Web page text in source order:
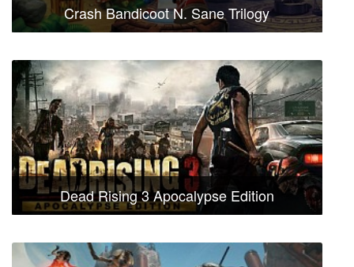
Crash Bandicoot N. Sane Trilogy
Dead Rising 3 Apocalypse Edition